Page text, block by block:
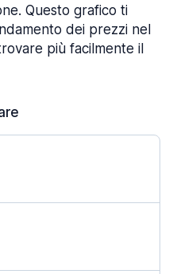
Questo grafico ti
dei prezzi nel
più facilmente il